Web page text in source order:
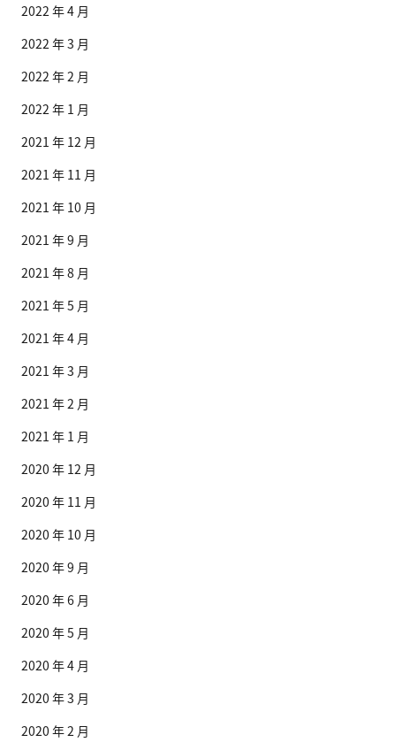
2022 年 4 月
2022 年 3 月
2022 年 2 月
2022 年 1 月
2021 年 12 月
2021 年 11 月
2021 年 10 月
2021 年 9 月
2021 年 8 月
2021 年 5 月
2021 年 4 月
2021 年 3 月
2021 年 2 月
2021 年 1 月
2020 年 12 月
2020 年 11 月
2020 年 10 月
2020 年 9 月
2020 年 6 月
2020 年 5 月
2020 年 4 月
2020 年 3 月
2020 年 2 月